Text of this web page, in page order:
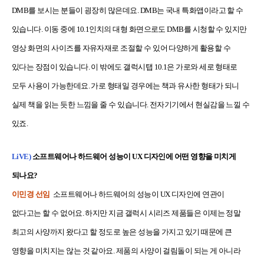
DMB를 보시는 분들이 굉장히 많은데요. DMB는 국내 특화앱이라고 할 수
있습니다. 이동 중에 10.1인치의 대형 화면으로도 DMB를 시청할 수 있지만
영상 화면의 사이즈를 자유자재로 조절할 수 있어 다양하게 활용할 수
있다는 장점이 있습니다. 이 밖에도 갤럭시탭 10.1은 가로와 세로 형태로
모두 사용이 가능한데요. 가로 형태일 경우에는 책과 유사한 형태가 되니
실제 책을 읽는 듯한 느낌을 줄 수 있습니다. 전자기기에서 현실감을 느낄 수
있죠.
LiVE)소프트웨어나 하드웨어 성능이 UX 디자인에 어떤 영향을 미치게
되나요?
이민경 선임 소프트웨어나 하드웨어의 성능이 UX 디자인에 연관이
없다고는 할 수 없어요. 하지만 지금 갤럭시 시리즈 제품들은 이제는 정말
최고의 사양까지 왔다고 할 정도로 높은 성능을 가지고 있기 때문에 큰
영향을 미치지는 않는 것 같아요. 제품의 사양이 걸림돌이 되는 게 아니라